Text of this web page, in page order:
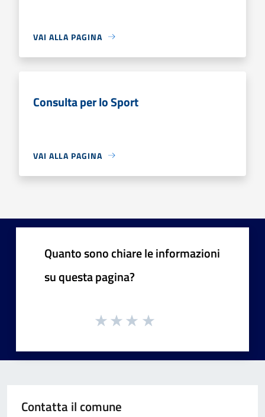
VAI ALLA PAGINA
Consulta per lo Sport
VAI ALLA PAGINA
Quanto sono chiare le informazioni
su questa pagina?
Contatta il comune